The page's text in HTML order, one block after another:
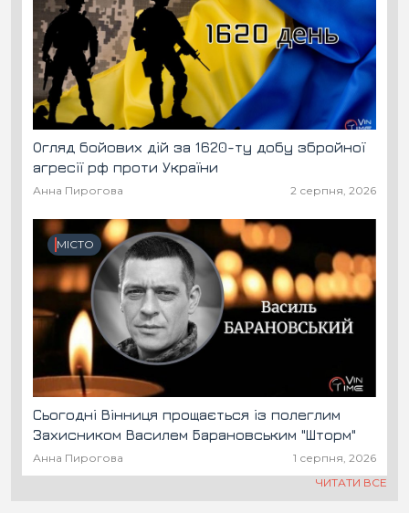
Огляд бойових дій за 1620-ту добу збройної
агресії рф проти України
Анна Пирогова 2 серпня, 2026
МІСТО
Сьогодні Вінниця прощається із полеглим
Захисником Василем Барановським "Шторм"
Анна Пирогова
1 серпня, 2026
ЧИТАТИ ВСЕ